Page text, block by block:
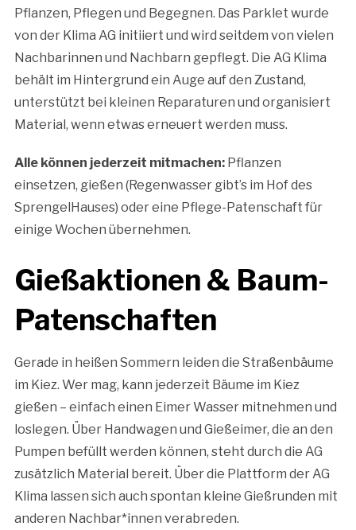
Pflanzen, Pflegen und Begegnen. Das Parklet wurde
von der Klima AG initiiert und wird seitdem von vielen
Nachbarinnen und Nachbarn gepflegt. Die AG Klima
behält im Hintergrund ein Auge auf den Zustand,
unterstützt bei kleinen Reparaturen und organisiert
Material, wenn etwas erneuert werden muss.
Alle können jederzeit mitmachen:Pflanzen
einsetzen, gießen (Regenwasser gibt’s im Hof des
SprengelHauses) oder eine Pflege-Patenschaft für
einige Wochen übernehmen.
Gießaktionen & Baum-
Patenschaften
Gerade in heißen Sommern leiden die Straßenbäume
im Kiez. Wer mag, kann jederzeit Bäume im Kiez
gießen – einfach einen Eimer Wasser mitnehmen und
loslegen. Über Handwagen und Gießeimer, die an den
Pumpen befüllt werden können, steht durch die AG
zusätzlich Material bereit. Über die Plattform der AG
Klima lassen sich auch spontan kleine Gießrunden mit
anderen Nachbar*innen verabreden.